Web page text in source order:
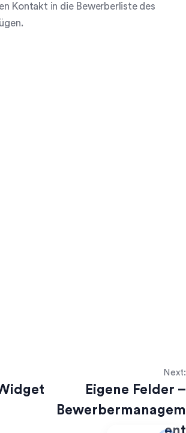
Kontakt in die Bewerberliste des
Next:
Eigene Felder –
Bewerbermanagem